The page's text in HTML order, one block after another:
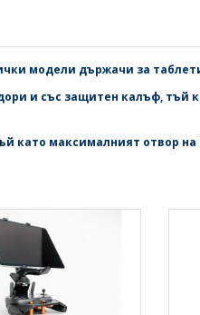
модели държачи за
и със защитен калъф, тъй
като максималният отвор на